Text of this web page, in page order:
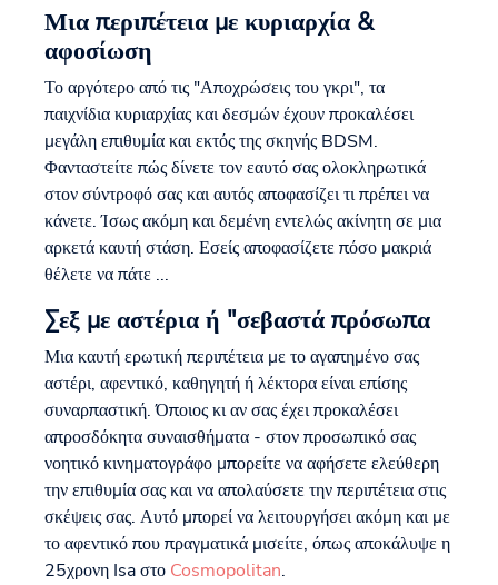
Μια περιπέτεια με κυριαρχία &
αφοσίωση
Το αργότερο από τις "Αποχρώσεις του γκρι", τα
παιχνίδια κυριαρχίας και δεσμών έχουν προκαλέσει
μεγάλη επιθυμία και εκτός της σκηνής BDSM.
Φανταστείτε πώς δίνετε τον εαυτό σας ολοκληρωτικά
στον σύντροφό σας και αυτός αποφασίζει τι πρέπει να
κάνετε. Ίσως ακόμη και δεμένη εντελώς ακίνητη σε μια
αρκετά καυτή στάση. Εσείς αποφασίζετε πόσο μακριά
θέλετε να πάτε ...
Σεξ με αστέρια ή "σεβαστά πρόσωπα
Μια καυτή ερωτική περιπέτεια με το αγαπημένο σας
αστέρι, αφεντικό, καθηγητή ή λέκτορα είναι επίσης
συναρπαστική. Όποιος κι αν σας έχει προκαλέσει
απροσδόκητα συναισθήματα - στον προσωπικό σας
νοητικό κινηματογράφο μπορείτε να αφήσετε ελεύθερη
την επιθυμία σας και να απολαύσετε την περιπέτεια στις
σκέψεις σας. Αυτό μπορεί να λειτουργήσει ακόμη και με
το αφεντικό που πραγματικά μισείτε, όπως αποκάλυψε η
25χρονη Isa στο Cosmopolitan.